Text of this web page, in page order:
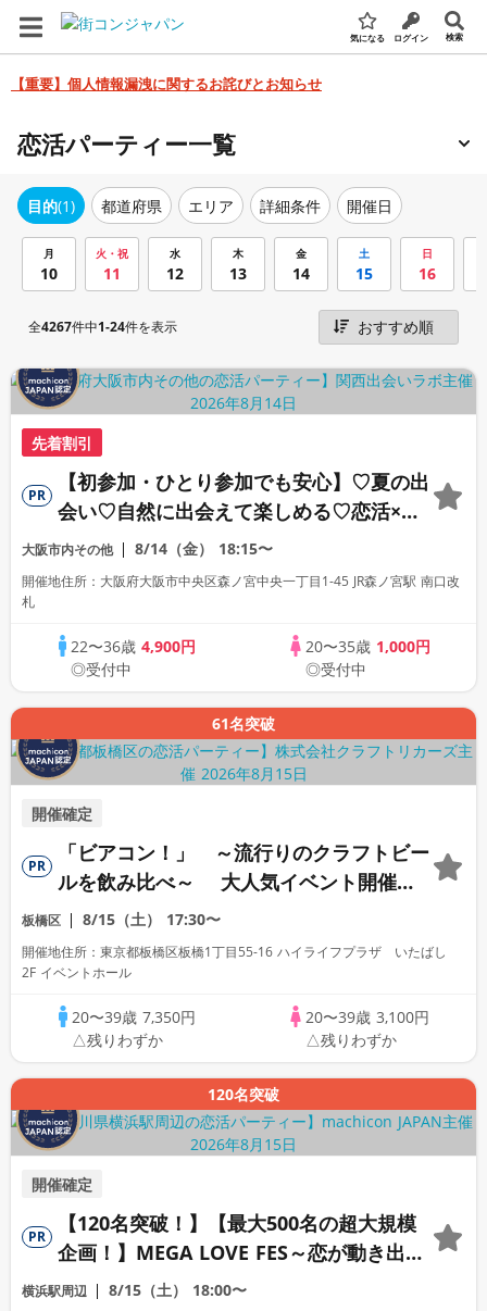
気になる ログイン 検索
【重要】個人情報漏洩に関するお詫びとお知らせ
恋活パーティー一覧
目的(1) 都道府県 エリア 詳細条件 開催日
月
10
火・祝
11
水
12
木
13
金
14
土
15
日
16
全4267件中1-24件を表示
先着割引
PR
【初参加・ひとり参加でも安心】♡夏の出
会い♡自然に出会えて楽しめる♡恋活×ピ
クニック（みんなで楽しめるゲーム＆景品
付き）
大阪市内その他 8/14（金） 18:15〜
開催地住所：大阪府大阪市中央区森ノ宮中央一丁目1-45 JR森ノ宮駅 南口改
札
22〜36歳4,900円
◎受付中
20〜35歳 1,000円
◎受付中
61名突破
開催確定
PR
「ビアコン！」 ～流行りのクラフトビー
ルを飲み比べ～ 大人気イベント開催！
【駅近】
板橋区 8/15（土） 17:30〜
開催地住所：東京都板橋区板橋1丁目55-16 ハイライフプラザ いたばし
2F イベントホール
20〜39歳 7,350円
△残りわずか
20〜39歳 3,100円
△残りわずか
120名突破
開催確定
PR
【120名突破！】【最大500名の超大規模
企画！】MEGA LOVE FES～恋が動き出す
出会いの祭典～
横浜駅周辺 8/15（土） 18:00〜